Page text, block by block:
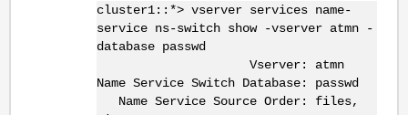
cluster1::*> vserver services name-
service ns-switch show -vserver atmn -
database passwd
Vserver: atmn
Name Service Switch Database: passwd
Name Service Source Order: files,